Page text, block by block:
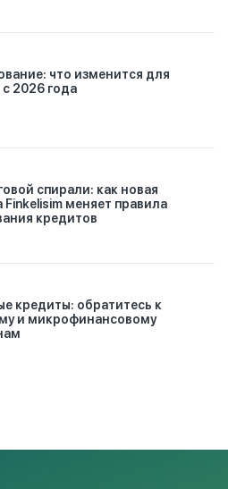
что изменится для
2026 года
спирали: как новая
меняет правила
кредитов
кредиты: обратитесь к
и микрофинансовому